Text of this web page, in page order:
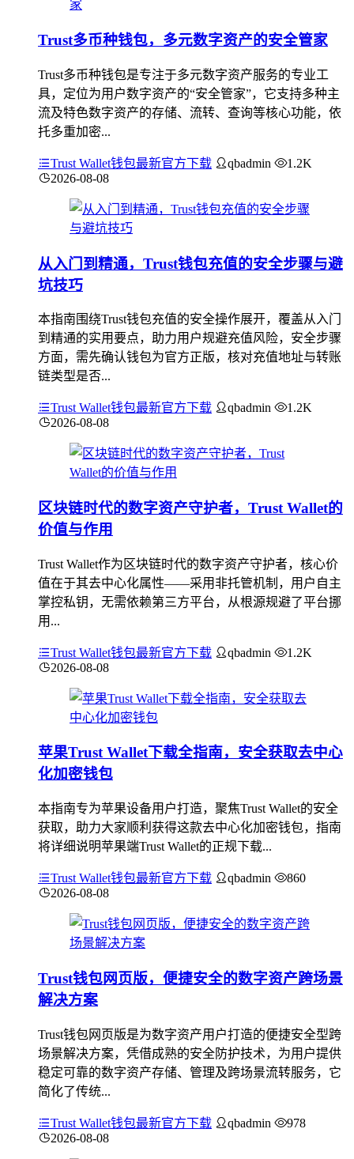
Trust多币种钱包，多元数字资产的安全管家
Trust多币种钱包是专注于多元数字资产服务的专业工
具，定位为用户数字资产的“安全管家”，它支持多种主
流及特色数字资产的存储、流转、查询等核心功能，依
托多重加密...
Trust Wallet钱包最新官方下载 qbadmin
1.2K
2026-08-08
从入门到精通，Trust钱包充值的安全步骤与避
坑技巧
本指南围绕Trust钱包充值的安全操作展开，覆盖从入门
到精通的实用要点，助力用户规避充值风险，安全步骤
方面，需先确认钱包为官方正版，核对充值地址与转账
链类型是否...
Trust Wallet钱包最新官方下载 qbadmin
1.2K
2026-08-08
区块链时代的数字资产守护者，Trust Wallet的
价值与作用
Trust Wallet作为区块链时代的数字资产守护者，核心价
值在于其去中心化属性——采用非托管机制，用户自主
掌控私钥，无需依赖第三方平台，从根源规避了平台挪
用...
Trust Wallet钱包最新官方下载 qbadmin
1.2K
2026-08-08
苹果Trust Wallet下载全指南，安全获取去中心
化加密钱包
本指南专为苹果设备用户打造，聚焦Trust Wallet的安全
获取，助力大家顺利获得这款去中心化加密钱包，指南
将详细说明苹果端Trust Wallet的正规下载...
Trust Wallet钱包最新官方下载 qbadmin
860
2026-08-08
Trust钱包网页版，便捷安全的数字资产跨场景
解决方案
Trust钱包网页版是为数字资产用户打造的便捷安全型跨
场景解决方案，凭借成熟的安全防护技术，为用户提供
稳定可靠的数字资产存储、管理及跨场景流转服务，它
简化了传统...
Trust Wallet钱包最新官方下载 qbadmin
978
2026-08-08